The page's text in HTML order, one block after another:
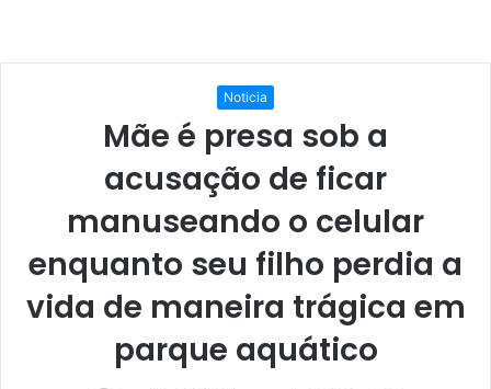
Noticia
Mãe é presa sob a
acusação de ficar
manuseando o celular
enquanto seu filho perdia a
vida de maneira trágica em
parque aquático